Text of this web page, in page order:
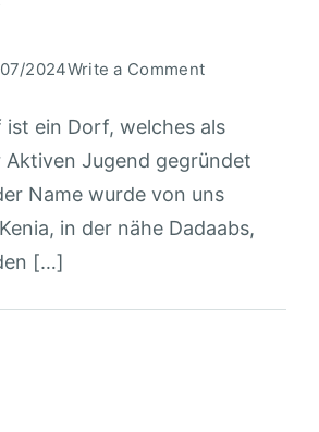
2024Write a Comment
ist ein Dorf, welches als
Aktiven Jugend gegründet
Name wurde von uns
in der nähe Dadaabs,
[…]